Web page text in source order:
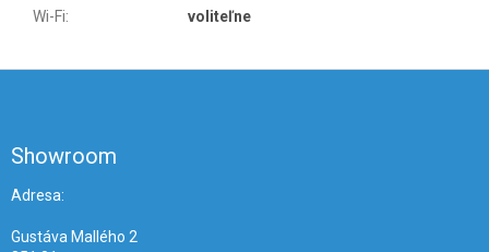
Wi-Fi: voliteľne
Showroom
Adresa:
Gustáva Mallého 2